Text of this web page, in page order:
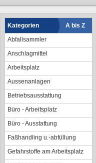
Kategorien
A bis Z
Abfallsammler
Anschlagmittel
Arbeitsplatz
Aussenanlagen
Betriebsausstattung
Büro - Arbeitsplatz
Büro - Ausstattung
Faßhandling u.-abfüllung
Gefahrstoffe am Arbeitsplatz